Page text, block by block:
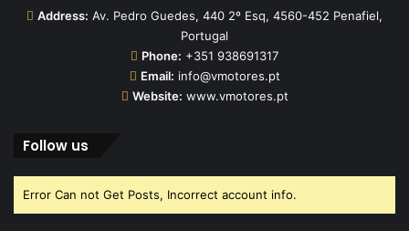
Address: Av. Pedro Guedes, 440 2º Esq, 4560-452 Penafiel,
Portugal
Phone: +351 938691317
Email: info@vmotores.pt
Website: www.vmotores.pt
Follow us
Error Can not Get Posts, Incorrect account info.